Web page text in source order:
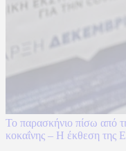
Το παρασκήνιο πίσω από
κοκαΐνης – Η έκθεση